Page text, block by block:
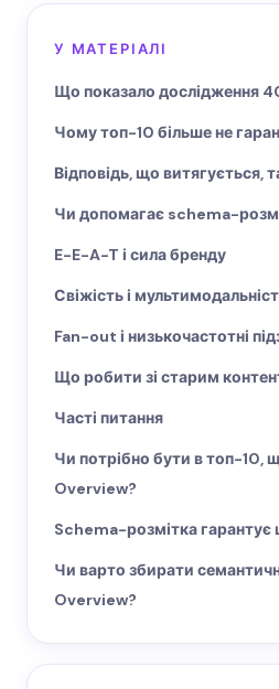
У МАТЕРІАЛІ
Що показало дослідження
Чому топ-10 більше не
Відповідь, що витягується,
Чи допомагає schema-
E-E-A-T і сила бренду
Свіжість і
Fan-out і низькочастотні
Що робити зі старим
Часті питання
Чи потрібно бути в топ-10,
Overview?
Schema-розмітка гарантує
Чи варто збирати
Overview?